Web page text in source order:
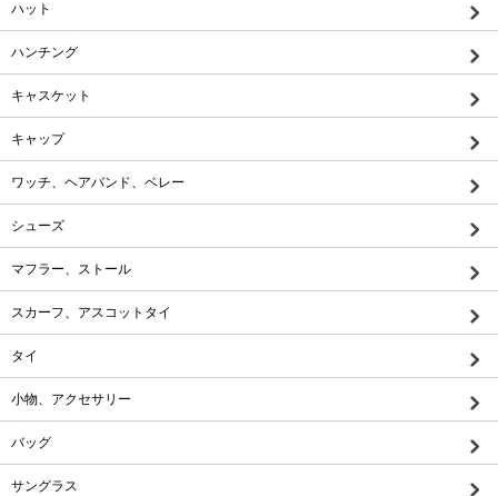
ハット
ハンチング
キャスケット
キャップ
ワッチ、ヘアバンド、ベレー
シューズ
マフラー、ストール
スカーフ、アスコットタイ
タイ
小物、アクセサリー
バッグ
サングラス